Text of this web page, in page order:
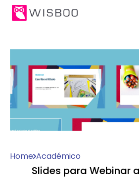
Home Académico
Slides para Webinar